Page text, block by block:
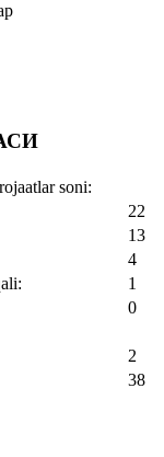
soni:
22
13
4
1
0
2
38